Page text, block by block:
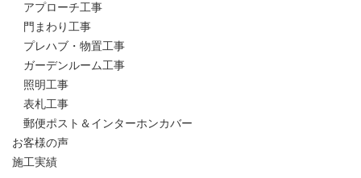
アプローチ工事
門まわり工事
プレハブ・物置工事
ガーデンルーム工事
照明工事
表札工事
郵便ポスト＆インターホンカバー
お客様の声
施工実績